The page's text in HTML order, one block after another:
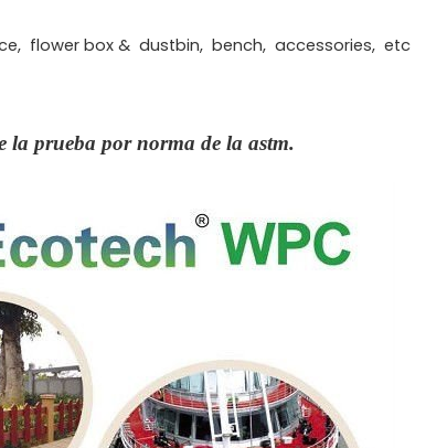
flower box & dustbin, bench, accessories, etc
la prueba por norma de la astm.